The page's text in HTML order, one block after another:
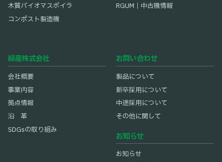
木質バイオマスボイラ
コンポスト製造機
RGUM｜中古機情報
緑産株式会社
会社概要
事業内容
拠点情報
沿 革
SDGsの取り組み
お問い合わせ
製品について
新卒採用について
中途採用について
その他に関して
お知らせ
お知らせ